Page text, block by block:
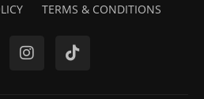
TERMS & CONDITIONS